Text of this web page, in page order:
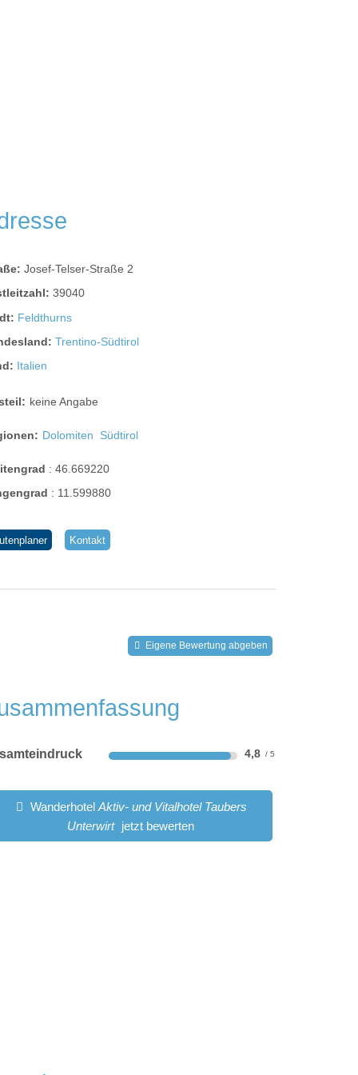
Josef-Telser-Straße 2
39040
Feldthurns
Trentino-Südtirol
Italien
keine Angabe
Dolomiten Südtirol
:46.669220
: 11.599880
Kontakt
Eigene Bewertung abgeben
4,8
Wanderhotel Aktiv- und Vitalhotel Taubers
Unterwirt
jetzt bewerten